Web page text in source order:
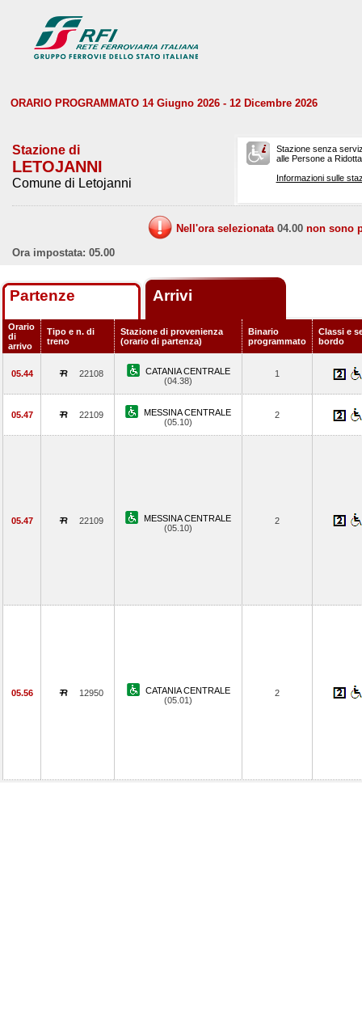
ORARIO PROGRAMMATO 14 Giugno 2026 - 12 Dicembre 2026
Stazione di
LETOJANNI
Comune di Letojanni
Stazione senza
alle Persone a
Informazioni sulle
Nell'ora selezionata 04.00 non sono
Ora impostata: 05.00
Partenze Arrivi
Orario
di
arrivo
Tipo e n. di
treno
Stazione di provenienza
(orario di partenza)
Binario
programmato
Classi e
bordo
05.44 22108
CATANIA CENTRALE
(04.38)
1
05.47 22109
MESSINA CENTRALE
(05.10)
2
05.47 22109
MESSINA CENTRALE
(05.10)
2
05.56 12950
CATANIA CENTRALE
(05.01)
2